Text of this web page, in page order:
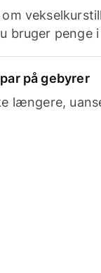
bruger penge
på gebyrer
længere,